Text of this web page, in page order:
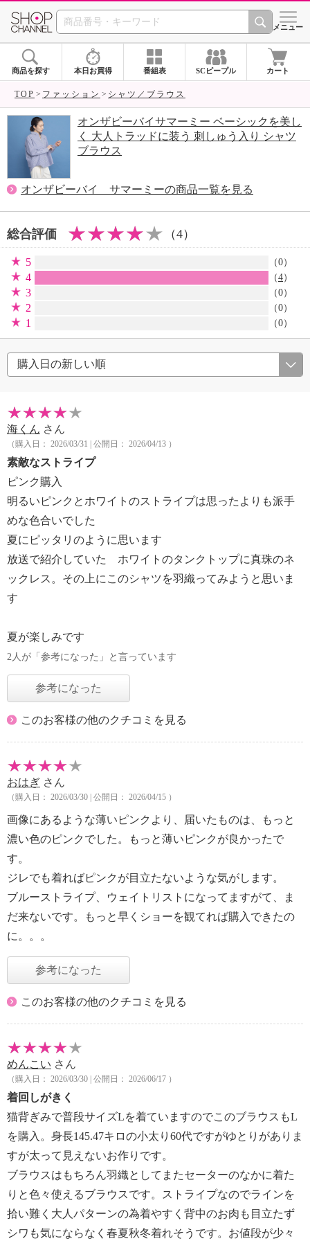
SHOP CHANNEL シメニュー
商品を探す 本日お買得 番組表 SCピープル カート
TOP ファッション シャツ／ブラウス
オンザビーバイサマーミー ベーシックを美し
く 大人トラッドに装う 刺しゅう入り シャツ
ブラウス
オンザビーバイ サマーミーの商品一覧を見る
総合評価 （4）
5 （0）
4 （4）
3 （0）
2 （0）
1 （0）
海くん さん
（購入日： 2026/03/31 | 公開日： 2026/04/13 ）
素敵なストライプ
ピンク購入
明るいピンクとホワイトのストライプは思ったよりも派手
めな色合いでした
夏にピッタリのように思います
放送で紹介していた ホワイトのタンクトップに真珠のネ
ックレス。その上にこのシャツを羽織ってみようと思いま
す
夏が楽しみです
2人が「参考になった」と言っています
参考になった
このお客様の他のクチコミを見る
おはぎ さん
（購入日： 2026/03/30 | 公開日： 2026/04/15 ）
画像にあるような薄いピンクより、届いたものは、もっと
濃い色のピンクでした。もっと薄いピンクが良かったで
す。
ジレでも着ればピンクが目立たないような気がします。
ブルーストライプ、ウェイトリストになってますがて、ま
だ来ないです。もっと早くショーを観てれば購入できたの
に。。。
参考になった
このお客様の他のクチコミを見る
めんこい さん
（購入日： 2026/03/30 | 公開日： 2026/06/17 ）
着回しがきく
猫背ぎみで普段サイズLを着ていますのでこのブラウスもL
を購入。身長145.47キロの小太り60代ですがゆとりがありま
すが太って見えないお作りです。
ブラウスはもちろん羽織としてまたセーターのなかに着た
りと色々使えるブラウスです。ストライプなのでラインを
拾い難く大人パターンの為着やすく背中のお肉も目立たず
シワも気にならなく春夏秋冬着れそうです。お値段が少々